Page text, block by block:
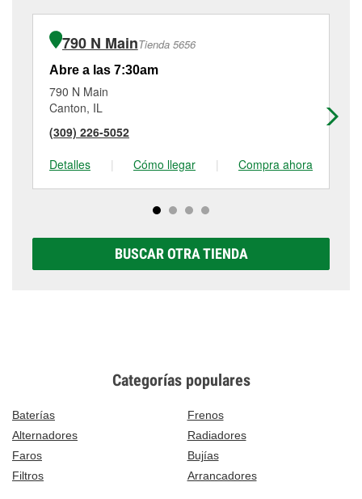
790 N MainTienda 5656
Abre a las 7:30am
790 N Main
Canton, IL
(309) 226-5052
Detalles
| Cómo llegar | Compra ahora
BUSCAR OTRA TIENDA
Categorías populares
Baterías
Frenos
Alternadores
Radiadores
Faros
Bujías
Filtros
Arrancadores